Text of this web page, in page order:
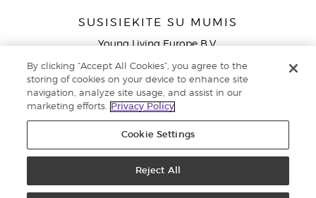
SUSISIEKITE SU MUMIS
Young Living Europe B.V.
9727 AJ Groningen
Klientų aptarnavimas (nemokami skambučiai iš laidinių
telefonų Lietuvoje)80030914
Privatumo politika
By clicking “Accept All Cookies”, you agree to the
storing of cookies on your device to enhance site
navigation, analyze site usage, and assist in our
marketing efforts.
Privacy Policy
Cookie Settings
Reject All